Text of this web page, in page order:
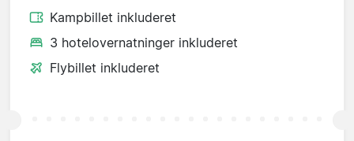
Kampbillet inkluderet
3 hotelovernatninger inkluderet
Flybillet inkluderet